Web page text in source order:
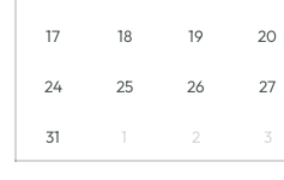
17 18 19 20
24 25 26 27
31 1 2 3